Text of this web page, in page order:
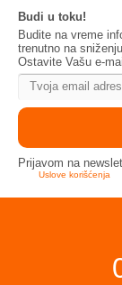
Budi u toku!
Budite na vreme
trenutno na sniženju.
Ostavite Vašu e-
Prijavom na
Uslove korišćenja